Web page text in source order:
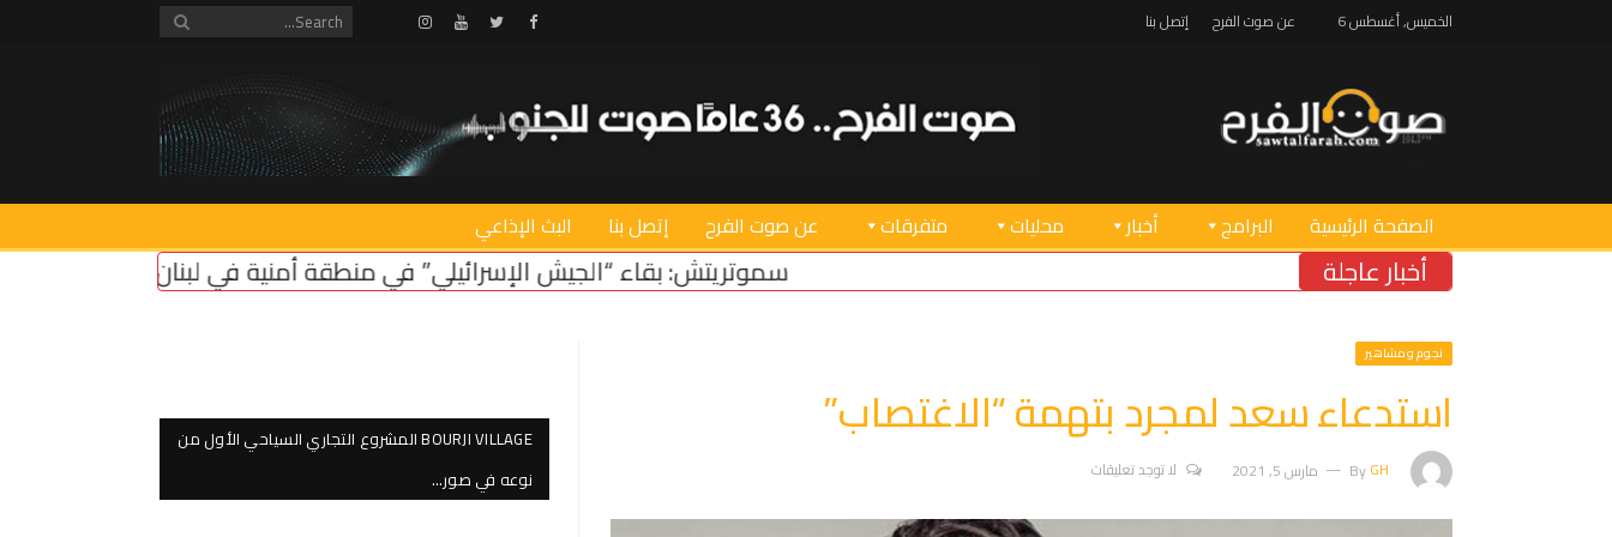
الخميس, أغسطس 6 عن صوت الفرح إتصل بنا Facebook
Twitter
Youtube
Instagram
الصفحة الرئيسية البرامج أخبار محليات متفرقات عن صوت الفرح إتصل بنا البث الإذاعي
أخبار عاجلة سموتريتش: بقاء “الجيش الإسرائيلي” في منطقة أمنية في لبنان ضروري لأمن سكان الشمال
نجوم ومشاهير
استدعاء سعد لمجرد بتهمة “الاغتصاب”
ByGH مارس 5, 2021 لا توجد تعليقات
BOURJI VILLAGE المشروع التجاري السياحي الأول من
نوعه في صور…